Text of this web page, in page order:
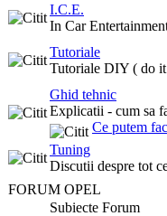
I.C.E.
In Car
Tutoriale
Tutoriale DIY ( do
Ghid tehnic
Explicatii - cum sa
Ce putem
Tuning
Discutii despre tot
FORUM OPEL
Subiecte Forum